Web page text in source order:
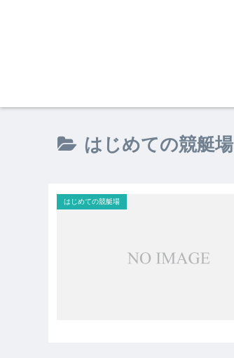
はじめての競艇場
はじめての競艇場